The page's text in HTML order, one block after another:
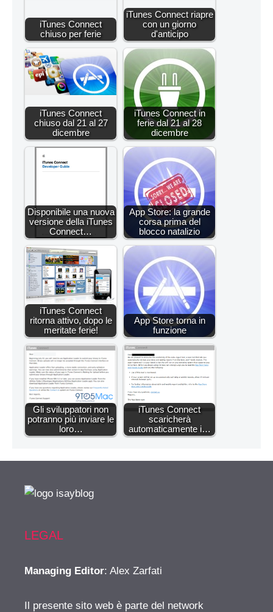
iTunes Connect
chiuso per ferie
iTunes Connect riapre
con un giorno
d'anticipo
iTunes Connect
chiuso dal 21 al 27
dicembre
iTunes Connect in
ferie dal 21 al 28
dicembre
Disponibile una nuova
versione della iTunes
Connect…
App Store: la grande
corsa prima del
blocco natalizio
iTunes Connect
ritorna attivo, dopo le
meritate ferie!
App Store torna in
funzione
Gli sviluppatori non
potranno più inviare le
loro…
iTunes Connect
scaricherà
automaticamente i…
LEGAL
Managing Editor: Alex Zarfati
Il presente sito web è parte del network